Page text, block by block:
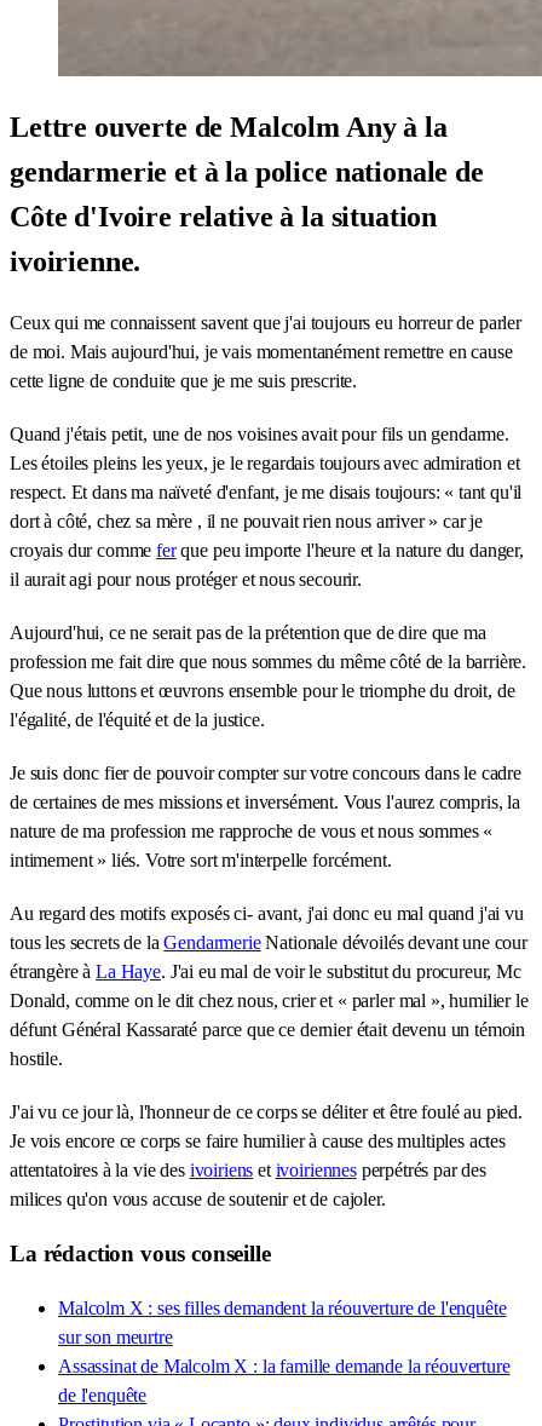
Lettre ouverte de Malcolm Any à la
gendarmerie et à la police nationale de
Côte d'Ivoire relative à la situation
ivoirienne.
Ceux qui me connaissent savent que j'ai toujours eu horreur de parler
de moi. Mais aujourd'hui, je vais momentanément remettre en cause
cette ligne de conduite que je me suis prescrite.
Quand j'étais petit, une de nos voisines avait pour fils un gendarme.
Les étoiles pleins les yeux, je le regardais toujours avec admiration et
respect. Et dans ma naïveté d'enfant, je me disais toujours: « tant qu'il
dort à côté, chez sa mère , il ne pouvait rien nous arriver » car je
croyais dur commeferque peu importe l'heure et la nature du danger,
il aurait agi pour nous protéger et nous secourir.
Aujourd'hui, ce ne serait pas de la prétention que de dire que ma
profession me fait dire que nous sommes du même côté de la barrière.
Que nous luttons et œuvrons ensemble pour le triomphe du droit, de
l'égalité, de l'équité et de la justice.
Je suis donc fier de pouvoir compter sur votre concours dans le cadre
de certaines de mes missions et inversément. Vous l'aurez compris, la
nature de ma profession me rapproche de vous et nous sommes «
intimement » liés. Votre sort m'interpelle forcément.
Au regard des motifs exposés ci- avant, j'ai donc eu mal quand j'ai vu
tous les secrets de laGendarmerieNationale dévoilés devant une cour
étrangère àLa Haye. J'ai eu mal de voir le substitut du procureur, Mc
Donald, comme on le dit chez nous, crier et « parler mal », humilier le
défunt Général Kassaraté parce que ce dernier était devenu un témoin
hostile.
J'ai vu ce jour là, l'honneur de ce corps se déliter et être foulé au pied.
Je vois encore ce corps se faire humilier à cause des multiples actes
attentatoires à la vie des ivoiriens et ivoiriennesperpétrés par des
milices qu'on vous accuse de soutenir et de cajoler.
La rédaction vous conseille
Malcolm X : ses filles demandent la réouverture de l'enquête
sur son meurtre
Assassinat de Malcolm X : la famille demande la réouverture
de l'enquête